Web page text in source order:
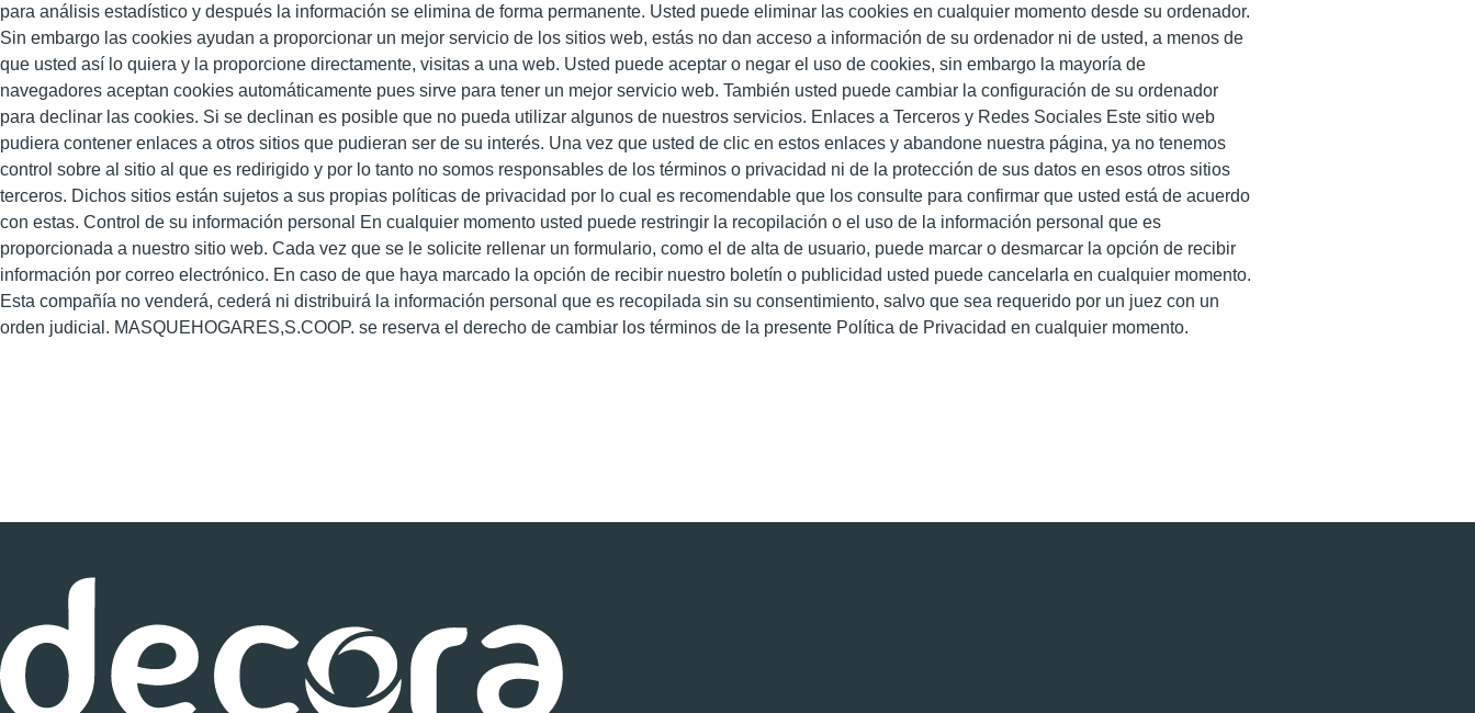
para análisis estadístico y después la información se elimina de forma permanente. Usted puede eliminar las cookies en cualquier momento desde su ordenador.
Sin embargo las cookies ayudan a proporcionar un mejor servicio de los sitios web, estás no dan acceso a información de su ordenador ni de usted, a menos de
que usted así lo quiera y la proporcione directamente, visitas a una web. Usted puede aceptar o negar el uso de cookies, sin embargo la mayoría de
navegadores aceptan cookies automáticamente pues sirve para tener un mejor servicio web. También usted puede cambiar la configuración de su ordenador
para declinar las cookies. Si se declinan es posible que no pueda utilizar algunos de nuestros servicios. Enlaces a Terceros y Redes Sociales Este sitio web
pudiera contener enlaces a otros sitios que pudieran ser de su interés. Una vez que usted de clic en estos enlaces y abandone nuestra página, ya no tenemos
control sobre al sitio al que es redirigido y por lo tanto no somos responsables de los términos o privacidad ni de la protección de sus datos en esos otros sitios
terceros. Dichos sitios están sujetos a sus propias políticas de privacidad por lo cual es recomendable que los consulte para confirmar que usted está de acuerdo
con estas. Control de su información personal En cualquier momento usted puede restringir la recopilación o el uso de la información personal que es
proporcionada a nuestro sitio web. Cada vez que se le solicite rellenar un formulario, como el de alta de usuario, puede marcar o desmarcar la opción de recibir
información por correo electrónico. En caso de que haya marcado la opción de recibir nuestro boletín o publicidad usted puede cancelarla en cualquier momento.
Esta compañía no venderá, cederá ni distribuirá la información personal que es recopilada sin su consentimiento, salvo que sea requerido por un juez con un
orden judicial. MASQUEHOGARES,S.COOP. se reserva el derecho de cambiar los términos de la presente Política de Privacidad en cualquier momento.